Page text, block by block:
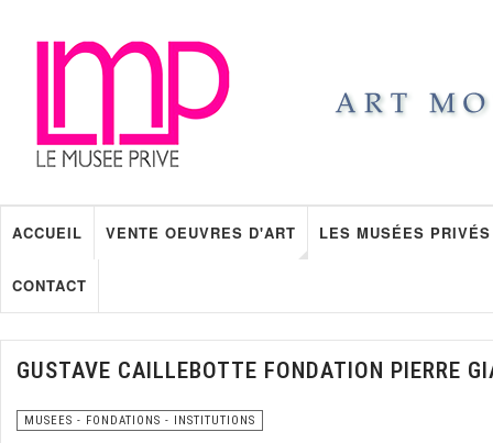
ACCUEIL VENTE OEUVRES D'ART LES MUSÉES PRIVÉS
CONTACT
GUSTAVE CAILLEBOTTE FONDATION PIERRE
MUSEES - FONDATIONS - INSTITUTIONS